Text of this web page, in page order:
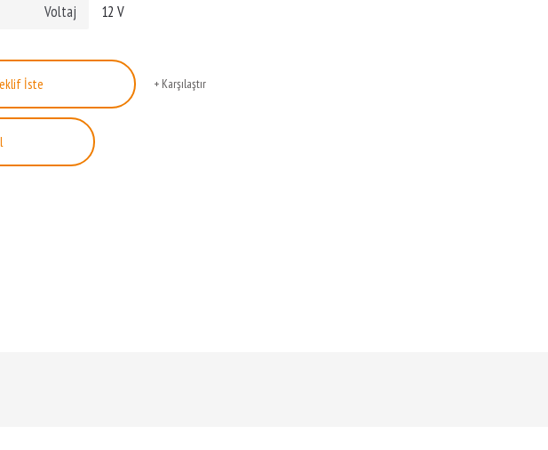
Voltaj
12 V
İste Karşılaştır